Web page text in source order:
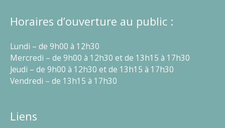
Horaires d’ouverture au public :
Lundi – de 9h00 à 12h30
Mercredi – de 9h00 à 12h30 et de 13h15 à 17h30
Jeudi – de 9h00 à 12h30 et de 13h15 à 17h30
Vendredi – de 13h15 à 17h30
Liens